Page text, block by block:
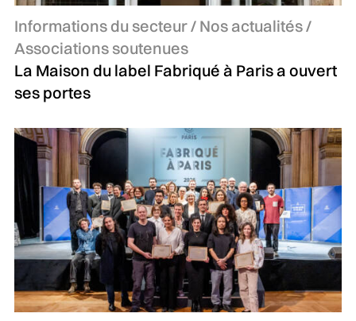
Catégories :
Informations du secteur / Nos actualités /
Associations soutenues
La Maison du label Fabriqué à Paris a ouvert
ses portes